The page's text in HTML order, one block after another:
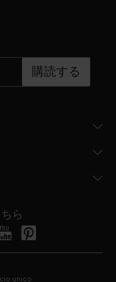
購読する
ら
unico